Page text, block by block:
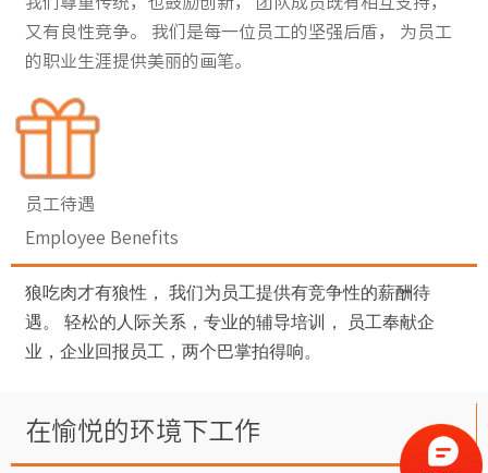
又有良性竞争。 我们是每一位员工的坚强后盾， 为员工
的职业生涯提供美丽的画笔。
员工待遇
Employee Benefits
狼吃肉才有狼性， 我们为员工提供有竞争性的薪酬待
遇。 轻松的人际关系，专业的辅导培训， 员工奉献企
业，企业回报员工，两个巴掌拍得响。
在愉悦的环境下工作